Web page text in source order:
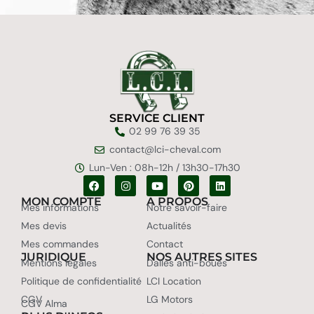
SERVICE CLIENT
02 99 76 39 35
contact@lci-cheval.com
Lun-Ven : 08h-12h / 13h30-17h30
MON COMPTE
Mes informations
Mes devis
Mes commandes
JURIDIQUE
Mentions légales
Politique de confidentialité
CGV
CGV Alma
A PROPOS
Notre savoir-faire
Actualités
Contact
NOS AUTRES SITES
Dalles anti-boues
LCI Location
LG Motors